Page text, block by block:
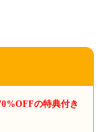
の特典付き